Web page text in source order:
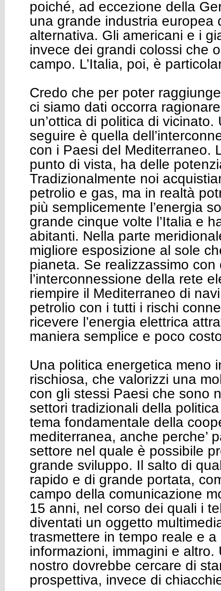
poiché, ad eccezione della
una grande industria europea
alternativa. Gli americani e i
invece dei grandi colossi che
campo. L’Italia, poi, è
Credo che per poter
ci siamo dati occorra
un’ottica di politica di
seguire è quella
con i Paesi del Mediterraneo.
punto di vista, ha delle
Tradizionalmente noi
petrolio e gas, ma in realtà
più semplicemente l’energia
grande cinque volte l’Italia e
abitanti. Nella parte
migliore esposizione al sole
pianeta. Se realizzassimo con
l’interconnessione della rete
riempire il Mediterraneo di
petrolio con i tutti i rischi
ricevere l’energia elettrica
maniera semplice e poco
Una politica energetica meno
rischiosa, che valorizzi una
con gli stessi Paesi che sono
settori tradizionali della politica
tema fondamentale della
mediterranea, anche perche’
settore nel quale è possibile
grande sviluppo. Il salto di
rapido e di grande portata,
campo della comunicazione
15 anni, nel corso dei quali i
diventati un oggetto
trasmettere in tempo reale e
informazioni, immagini e altro.
nostro dovrebbe cercare di
prospettiva, invece di